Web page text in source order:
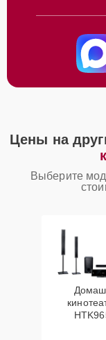
Цены на
Выберите